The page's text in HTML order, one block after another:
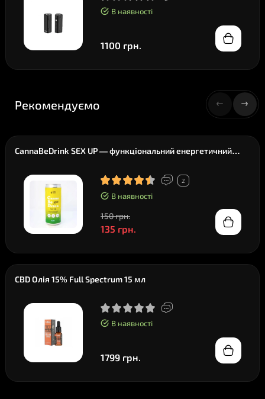
В наявності
1100 грн.
Рекомендуємо
CannaBeDrink SEX UP — функціональний енергетичний
2
В наявності
150 грн.
135 грн.
CBD Олія 15% Full Spectrum 15 мл
В наявності
1799 грн.